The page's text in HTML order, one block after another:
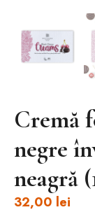
Cremă
negre
neagră
32,00 lei